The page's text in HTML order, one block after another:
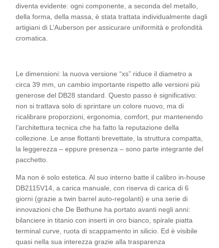
diventa evidente: ogni componente, a seconda del metallo,
della forma, della massa, è stata trattata individualmente dagli
artigiani di L’Auberson per assicurare uniformità e profondità
cromatica.
Le dimensioni: la nuova versione “xs” riduce il diametro a
circa 39 mm, un cambio importante rispetto alle versioni più
generose del DB28 standard. Questo passo è significativo:
non si trattava solo di sprintare un colore nuovo, ma di
ricalibrare proporzioni, ergonomia, comfort, pur mantenendo
l’architettura tecnica che ha fatto la reputazione della
collezione. Le anse flottanti brevettate, la struttura compatta,
la leggerezza – eppure presenza – sono parte integrante del
pacchetto.
Ma non è solo estetica. Al suo interno batte il calibro in-house
DB2115V14, a carica manuale, con riserva di carica di 6
giorni (grazie a twin barrel auto-regolanti) e una serie di
innovazioni che De Bethune ha portato avanti negli anni:
bilanciere in titanio con inserti in oro bianco, spirale piatta
terminal curve, ruota di scappamento in silicio. Ed è visibile
quasi nella sua interezza grazie alla trasparenza